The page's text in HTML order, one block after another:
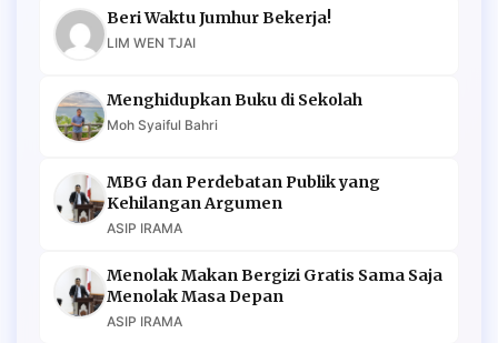
Beri Waktu Jumhur Bekerja!
LIM WEN TJAI
Menghidupkan Buku di Sekolah
Moh Syaiful Bahri
MBG dan Perdebatan Publik yang
Kehilangan Argumen
ASIP IRAMA
Menolak Makan Bergizi Gratis Sama Saja
Menolak Masa Depan
ASIP IRAMA